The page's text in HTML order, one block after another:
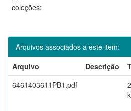
coleções:
Arquivos associados a este item:
Arquivo
Descrição
6461403611PB1.pdf